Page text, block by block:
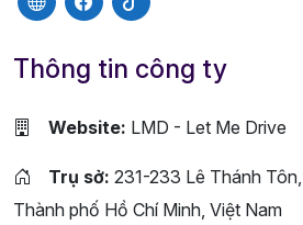
Thông tin công ty
Website: LMD - Let Me Drive
Trụ sở: 231-233 Lê Thánh
Thành phố Hồ Chí Minh, Việt Nam